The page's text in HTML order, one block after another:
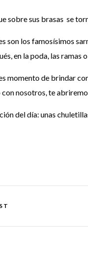
sobre sus brasas se
son los famosísimos
en la poda, las
momento de brindar
nosotros, te
del día: unas